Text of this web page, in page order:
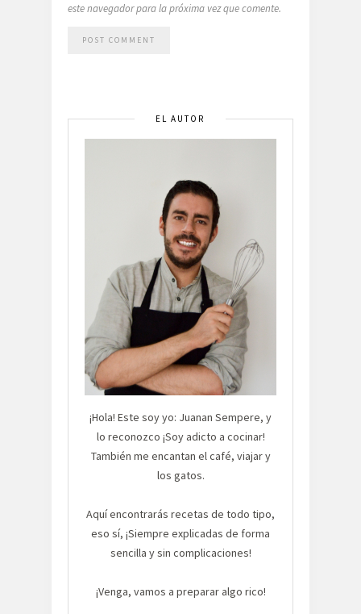
este navegador para la próxima vez que comente.
EL AUTOR
¡Hola! Este soy yo: Juanan Sempere, y
lo reconozco ¡Soy adicto a cocinar!
También me encantan el café, viajar y
los gatos.
Aquí encontrarás recetas de todo tipo,
eso sí, ¡Siempre explicadas de forma
sencilla y sin complicaciones!
¡Venga, vamos a preparar algo rico!